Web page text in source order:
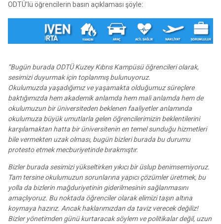
ODTÜ’lü öğrencilerin basın açıklaması şöyle:
“Bugün burada ODTÜ Kuzey Kıbrıs Kampüsü öğrencileri olarak,
sesimizi duyurmak için toplanmış bulunuyoruz.
Okulumuzda yaşadığımız ve yaşamakta olduğumuz süreçlere
baktığımızda hem akademik anlamda hem mali anlamda hem de
okulumuzun bir üniversiteden beklenen faaliyetler anlamında
okulumuza büyük umutlarla gelen öğrencilerimizin beklentilerini
karşılamaktan hatta bir üniversitenin en temel sunduğu hizmetleri
bile vermekten uzak olması, bugün bizleri burada bu durumu
protesto etmek mecburiyetinde bırakmıştır.
Bizler burada sesimizi yükseltirken yıkıcı bir üslup benimsemiyoruz.
Tam tersine okulumuzun sorunlarına yapıcı çözümler üretmek, bu
yolla da bizlerin mağduriyetinin giderilmesinin sağlanmasını
amaçlıyoruz. Bu noktada öğrenciler olarak elimizi taşın altına
koymaya hazırız. Ancak haklarımızdan da taviz verecek değiliz!
Bizler yönetimden günü kurtaracak söylem ve politikalar değil, uzun